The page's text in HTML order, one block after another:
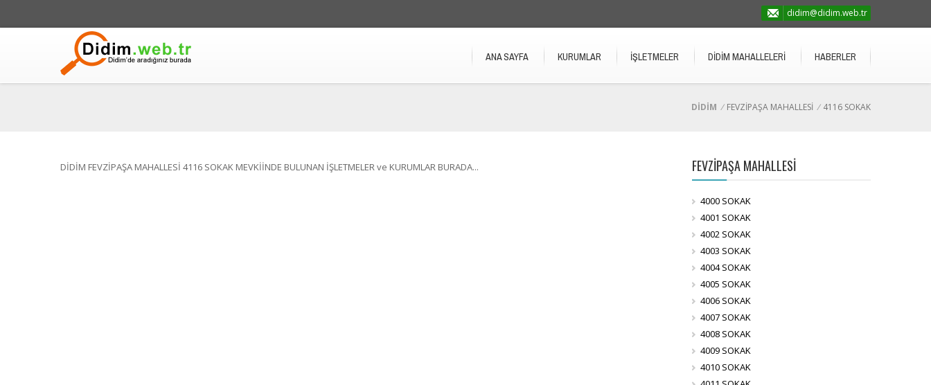
didim@didim.web.tr
ANA SAYFA KURUMLAR İŞLETMELER DİDİM MAHALLELERİ HABERLER
DİDİM / FEVZİPAŞA MAHALLESİ / 4116 SOKAK
DİDİM FEVZİPAŞA MAHALLESİ 4116 SOKAK MEVKİİNDE BULUNAN İŞLETMELER ve KURUMLAR BURADA... FEVZİPAŞA MAHALLESİ
4000 SOKAK
4001 SOKAK
4002 SOKAK
4003 SOKAK
4004 SOKAK
4005 SOKAK
4006 SOKAK
4007 SOKAK
4008 SOKAK
4009 SOKAK
4010 SOKAK